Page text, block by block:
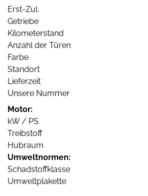
Erst-Zul.
Getriebe
Kilometerstand
Anzahl der Türen
Farbe
Standort
Lieferzeit
Unsere Nummer
Motor:
kW / PS
Treibstoff
Hubraum
Umweltnormen:
Schadstoffklasse
Umweltplakette